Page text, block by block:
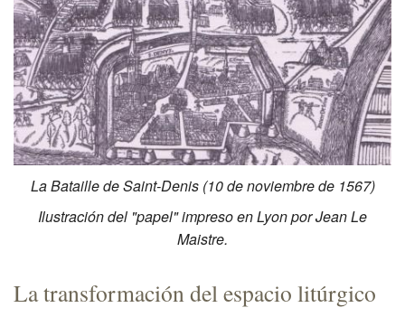
La Bataille de Saint-Denis (10 de noviembre de 1567)
Ilustración del "papel" impreso en Lyon por Jean Le
Maistre.
La transformación del espacio litúrgico